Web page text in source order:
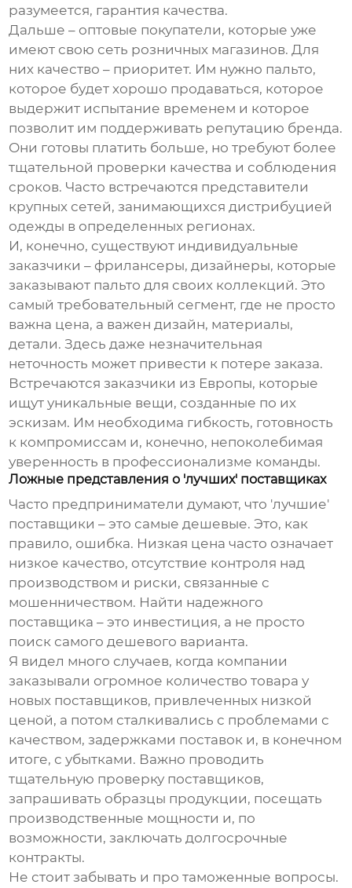
разумеется, гарантия качества.
Дальше – оптовые покупатели, которые уже
имеют свою сеть розничных магазинов. Для
них качество – приоритет. Им нужно пальто,
которое будет хорошо продаваться, которое
выдержит испытание временем и которое
позволит им поддерживать репутацию бренда.
Они готовы платить больше, но требуют более
тщательной проверки качества и соблюдения
сроков. Часто встречаются представители
крупных сетей, занимающихся дистрибуцией
одежды в определенных регионах.
И, конечно, существуют индивидуальные
заказчики – фрилансеры, дизайнеры, которые
заказывают пальто для своих коллекций. Это
самый требовательный сегмент, где не просто
важна цена, а важен дизайн, материалы,
детали. Здесь даже незначительная
неточность может привести к потере заказа.
Встречаются заказчики из Европы, которые
ищут уникальные вещи, созданные по их
эскизам. Им необходима гибкость, готовность
к компромиссам и, конечно, непоколебимая
уверенность в профессионализме команды.
Ложные представления о 'лучших' поставщиках
Часто предприниматели думают, что 'лучшие'
поставщики – это самые дешевые. Это, как
правило, ошибка. Низкая цена часто означает
низкое качество, отсутствие контроля над
производством и риски, связанные с
мошенничеством. Найти надежного
поставщика – это инвестиция, а не просто
поиск самого дешевого варианта.
Я видел много случаев, когда компании
заказывали огромное количество товара у
новых поставщиков, привлеченных низкой
ценой, а потом сталкивались с проблемами с
качеством, задержками поставок и, в конечном
итоге, с убытками. Важно проводить
тщательную проверку поставщиков,
запрашивать образцы продукции, посещать
производственные мощности и, по
возможности, заключать долгосрочные
контракты.
Не стоит забывать и про таможенные вопросы.